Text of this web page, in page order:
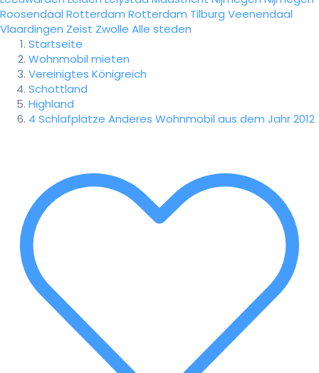
Roosendaal Rotterdam Rotterdam Tilburg Veenendaal
Vlaardingen Zeist Zwolle Alle steden
Startseite
Wohnmobil mieten
Vereinigtes Königreich
Schottland
Highland
4 Schlafplätze Anderes Wohnmobil aus dem Jahr 2012